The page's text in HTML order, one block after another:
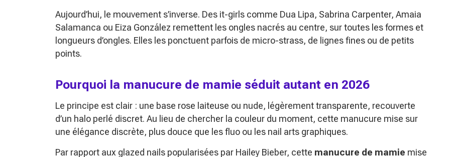
Aujourd’hui, le mouvement s’inverse. Des it-girls comme Dua Lipa, Sabrina Carpenter, Amaia
Salamanca ou Eiza González remettent les ongles nacrés au centre, sur toutes les formes et
longueurs d’ongles. Elles les ponctuent parfois de micro-strass, de lignes fines ou de petits
points.
Pourquoi la manucure de mamie séduit autant en 2026
Le principe est clair : une base rose laiteuse ou nude, légèrement transparente, recouverte
d’un halo perlé discret. Au lieu de chercher la couleur du moment, cette manucure mise sur
une élégance discrète, plus douce que les fluo ou les nail arts graphiques.
Par rapport aux glazed nails popularisées par Hailey Bieber, cette manucure de mamie mise